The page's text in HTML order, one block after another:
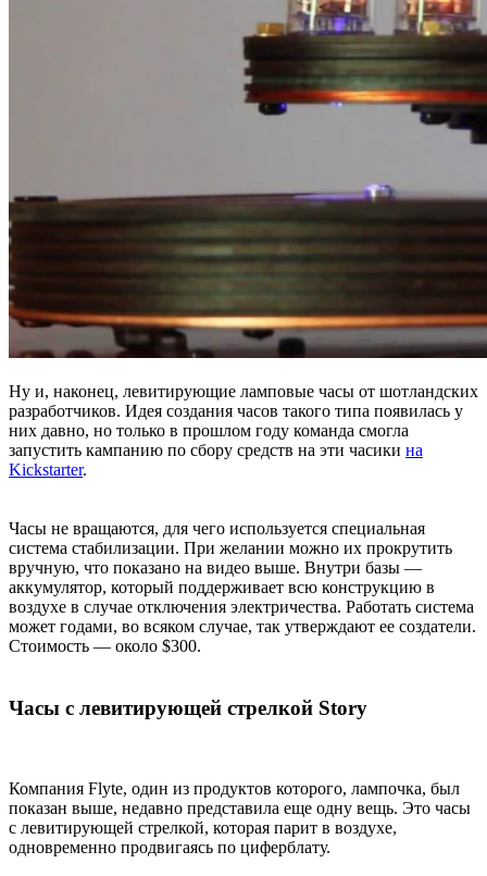
Ну и, наконец, левитирующие ламповые часы от шотландских
разработчиков. Идея создания часов такого типа появилась у
них давно, но только в прошлом году команда смогла
запустить кампанию по сбору средств на эти часики на
Kickstarter.
Часы не вращаются, для чего используется специальная
система стабилизации. При желании можно их прокрутить
вручную, что показано на видео выше. Внутри базы —
аккумулятор, который поддерживает всю конструкцию в
воздухе в случае отключения электричества. Работать система
может годами, во всяком случае, так утверждают ее создатели.
Стоимость — около $300.
Часы с левитирующей стрелкой Story
Компания Flyte, один из продуктов которого, лампочка, был
показан выше, недавно представила еще одну вещь. Это часы
с левитирующей стрелкой, которая парит в воздухе,
одновременно продвигаясь по циферблату.